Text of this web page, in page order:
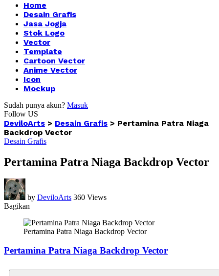
Home
Desain Grafis
Jasa Jogja
Stok Logo
Vector
Template
Cartoon Vector
Anime Vector
Icon
Mockup
Sudah punya akun? Masuk
Follow US
DeviloArts > Desain Grafis > Pertamina Patra Niaga
Backdrop Vector
Desain Grafis
Pertamina Patra Niaga Backdrop Vector
by DeviloArts 360 Views
Bagikan
Pertamina Patra Niaga Backdrop Vector
Pertamina Patra Niaga Backdrop Vector